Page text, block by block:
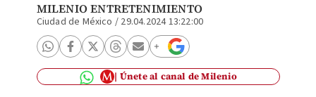
MILENIO ENTRETENIMIENTO
Ciudad de México / 29.04.2024 13:22:00
Únete al canal de Milenio